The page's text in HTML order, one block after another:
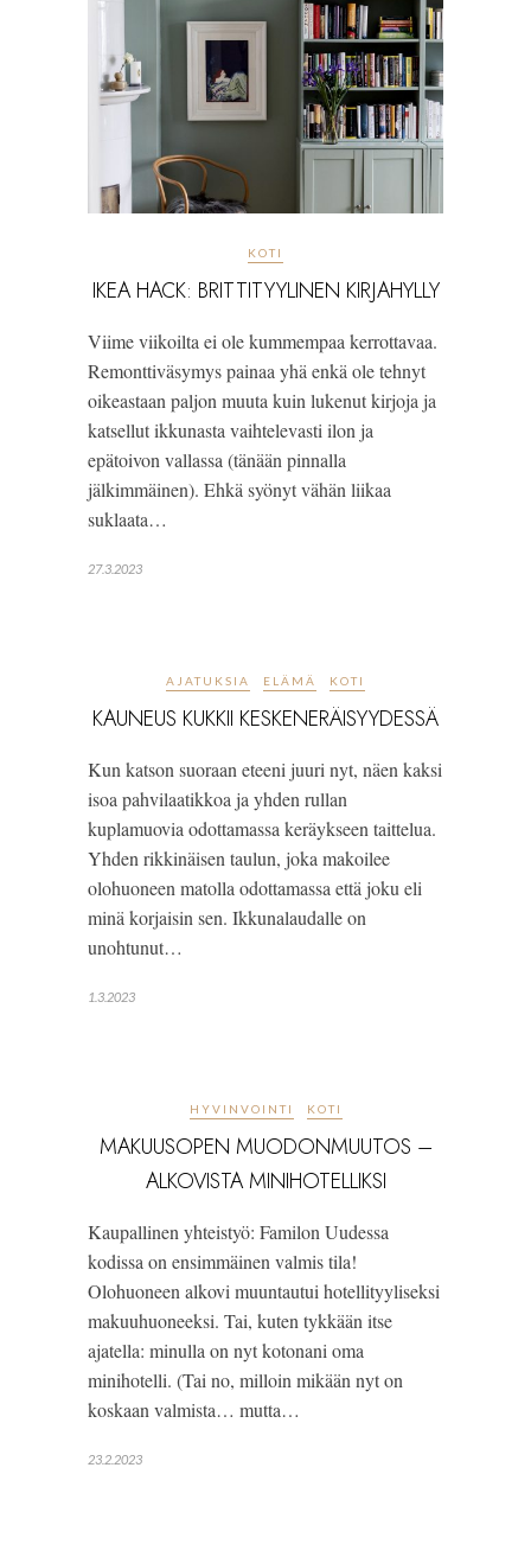
KOTI
IKEA HACK: BRITTITYYLINEN KIRJAHYLLY
Viime viikoilta ei ole kummempaa kerrottavaa.
Remonttiväsymys painaa yhä enkä ole tehnyt
oikeastaan paljon muuta kuin lukenut kirjoja ja
katsellut ikkunasta vaihtelevasti ilon ja
epätoivon vallassa (tänään pinnalla
jälkimmäinen). Ehkä syönyt vähän liikaa
suklaata…
27.3.2023
AJATUKSIA ELÄMÄ KOTI
KAUNEUS KUKKII KESKENERÄISYYDESSÄ
Kun katson suoraan eteeni juuri nyt, näen kaksi
isoa pahvilaatikkoa ja yhden rullan
kuplamuovia odottamassa keräykseen taittelua.
Yhden rikkinäisen taulun, joka makoilee
olohuoneen matolla odottamassa että joku eli
minä korjaisin sen. Ikkunalaudalle on
unohtunut…
1.3.2023
HYVINVOINTI KOTI
MAKUUSOPEN MUODONMUUTOS –
ALKOVISTA MINIHOTELLIKSI
Kaupallinen yhteistyö: Familon Uudessa
kodissa on ensimmäinen valmis tila!
Olohuoneen alkovi muuntautui hotellityyliseksi
makuuhuoneeksi. Tai, kuten tykkään itse
ajatella: minulla on nyt kotonani oma
minihotelli. (Tai no, milloin mikään nyt on
koskaan valmista… mutta…
23.2.2023